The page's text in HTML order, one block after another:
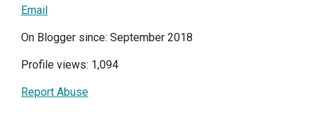
Email
On Blogger since: September 2018
Profile views: 1,094
Report Abuse